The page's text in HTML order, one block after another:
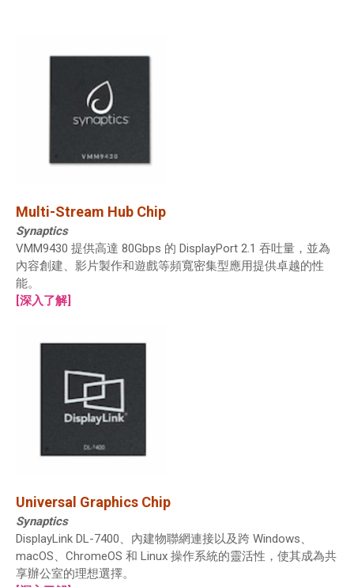
Multi-Stream Hub Chip
Synaptics
VMM9430 提供高達 80Gbps 的 DisplayPort 2.1 吞吐量，並為
內容創建、影片製作和遊戲等頻寬密集型應用提供卓越的性
能。
[深入了解]
Universal Graphics Chip
Synaptics
DisplayLink DL-7400、內建物聯網連接以及跨 Windows、
macOS、ChromeOS 和 Linux 操作系統的靈活性，使其成為共
享辦公室的理想選擇。